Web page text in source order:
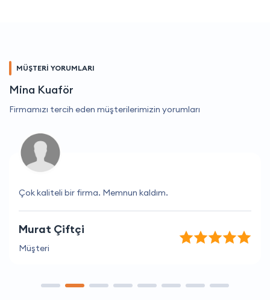
MÜŞTERİ YORUMLARI
Mina Kuaför
Firmamızı tercih eden müşterilerimizin yorumları
Çok kaliteli bir firma. Memnun kaldım.
Murat Çiftçi
Müşteri